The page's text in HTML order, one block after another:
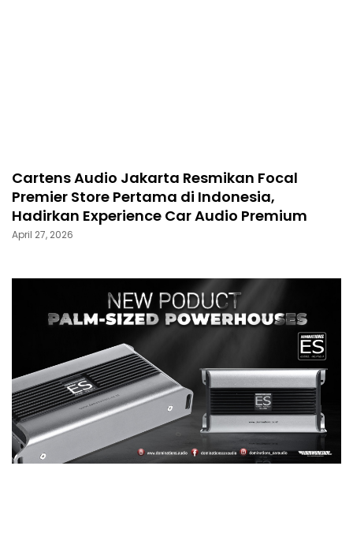
Cartens Audio Jakarta Resmikan Focal
Premier Store Pertama di Indonesia,
Hadirkan Experience Car Audio Premium
April 27, 2026